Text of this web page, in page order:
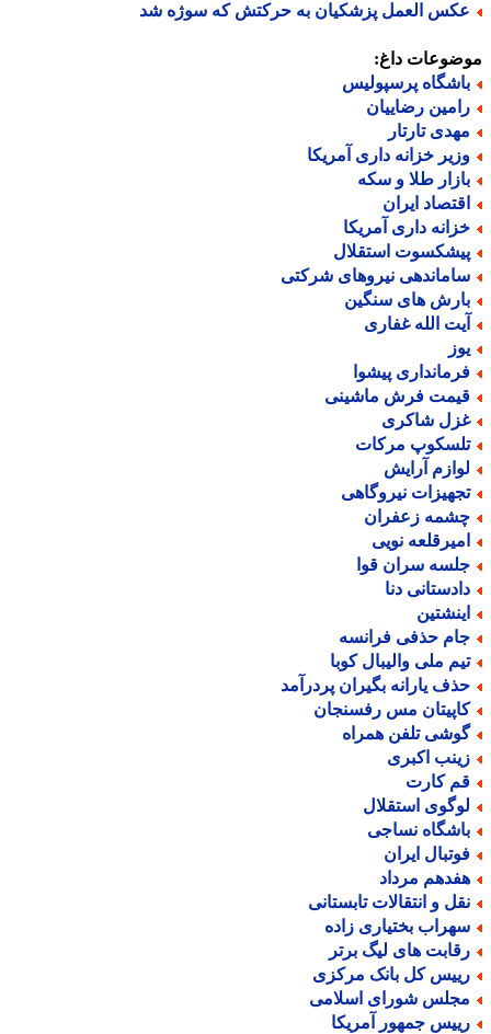
العمل پزشکیان به حرکتش که سوژه شد
داغ:
پرسپولیس
رضاییان
تارتار
خزانه داری آمریکا
طلا و سکه
ایران
داری آمریکا
استقلال
نیروهای شرکتی
های سنگین
الله غفاری
پیشوا
فرش ماشینی
شاکری
مرکات
آرایش
نیروگاهی
زعفران
نویی
سران قوا
دنا
حذفی فرانسه
ملی والیبال کوبا
یارانه بگیران پردرآمد
مس رفسنجان
تلفن همراه
اکبری
کارت
استقلال
نساجی
ایران
مرداد
و انتقالات تابستانی
بختیاری زاده
های لیگ برتر
کل بانک مرکزی
شورای اسلامی
جمهور آمریکا